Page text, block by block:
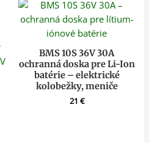
BMS 10S 36V 30A
ochranná doska pre Li-Ion
batérie – elektrické
kolobežky, meniče
21 €